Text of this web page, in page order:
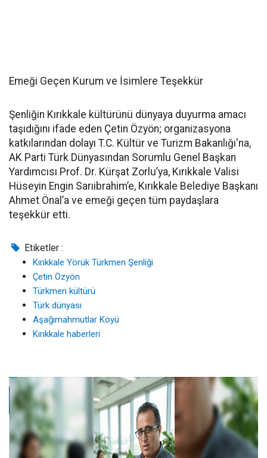
Emeği Geçen Kurum ve İsimlere Teşekkür
Şenliğin Kırıkkale kültürünü dünyaya duyurma amacı
taşıdığını ifade eden Çetin Özyön; organizasyona
katkılarından dolayı T.C. Kültür ve Turizm Bakanlığı'na,
AK Parti Türk Dünyasından Sorumlu Genel Başkan
Yardımcısı Prof. Dr. Kürşat Zorlu’ya, Kırıkkale Valisi
Hüseyin Engin Sarıibrahim’e, Kırıkkale Belediye Başkanı
Ahmet Önal’a ve emeği geçen tüm paydaşlara
teşekkür etti.
Etiketler :
Kırıkkale Yörük Türkmen Şenliği
Çetin Özyön
Türkmen kültürü
Türk dünyası
Aşağımahmutlar Köyü
Kırıkkale haberleri